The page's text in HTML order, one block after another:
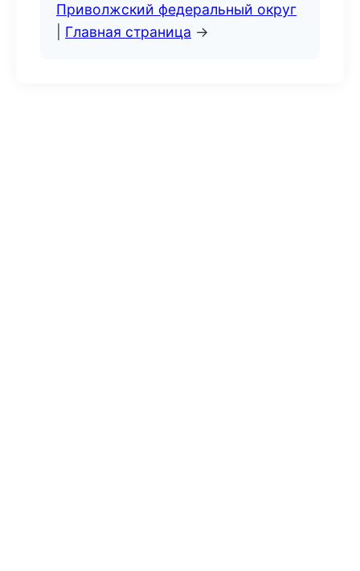
Приволжский федеральный округ
Главная страница →